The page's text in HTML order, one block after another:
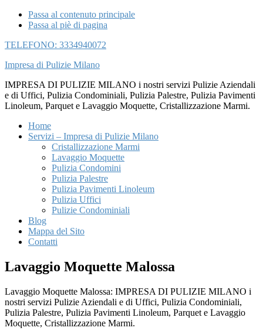
Passa al contenuto principale
Passa al piè di pagina
TELEFONO: 3334940072
Impresa di Pulizie Milano
IMPRESA DI PULIZIE MILANO i nostri servizi Pulizie Aziendali
e di Uffici, Pulizia Condominiali, Pulizia Palestre, Pulizia Pavimenti
Linoleum, Parquet e Lavaggio Moquette, Cristallizzazione Marmi.
Home
Servizi – Impresa di Pulizie Milano
Cristallizzazione Marmi
Lavaggio Moquette
Pulizia Condomini
Pulizia Palestre
Pulizia Pavimenti Linoleum
Pulizia Uffici
Pulizie Condominiali
Blog
Mappa del Sito
Contatti
Lavaggio Moquette Malossa
Lavaggio Moquette Malossa: IMPRESA DI PULIZIE MILANO i
nostri servizi Pulizie Aziendali e di Uffici, Pulizia Condominiali,
Pulizia Palestre, Pulizia Pavimenti Linoleum, Parquet e Lavaggio
Moquette, Cristallizzazione Marmi.